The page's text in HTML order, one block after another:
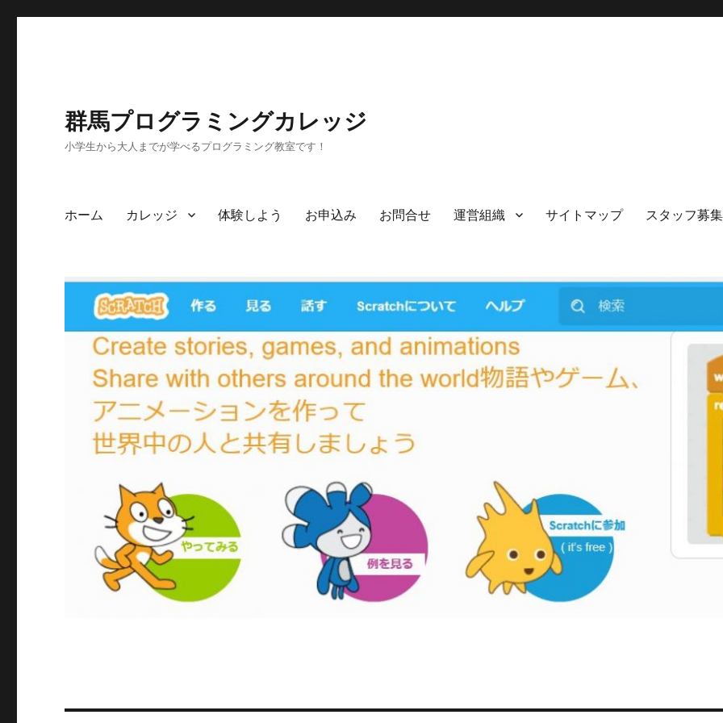
群馬プログラミングカレッジ
小学生から大人までが学べるプログラミング教室です！
ホーム カレッジ 体験しよう お申込み お問合せ 運営組織 サイトマップ スタッフ募集